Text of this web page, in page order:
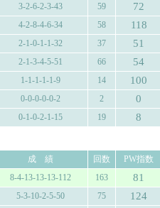
3-2-6-2-3-43 59 72
4-2-8-4-6-34 58 118
2-1-0-1-1-32 37 51
2-1-3-4-5-51 66 54
1-1-1-1-1-9 14 100
0-0-0-0-0-2 2 0
0-1-0-2-1-15 19 8
成 績 回数
PW指数
8-4-13-13-13-112 163 81
5-3-10-2-5-50 75 124